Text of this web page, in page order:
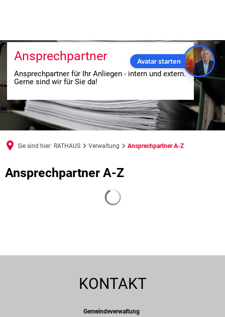
Ansprechpartner
Ansprechpartner für Ihr Anliegen - intern und extern.
Gerne sind wir für Sie da!
Sie sind hier: RATHAUS Verwaltung Ansprechpartner A-Z
Ansprechpartner
Ansprechpartner A-Z
KONTAKT
Gemeindeverwaltung
Avatar starten